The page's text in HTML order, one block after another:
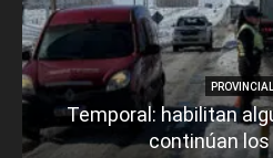
Temporal: habilitan
continúan